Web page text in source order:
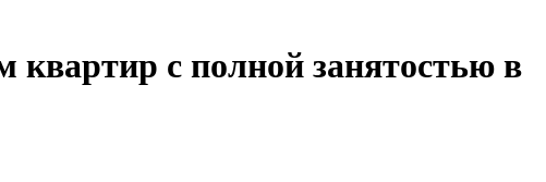
квартир с полной занятостью в